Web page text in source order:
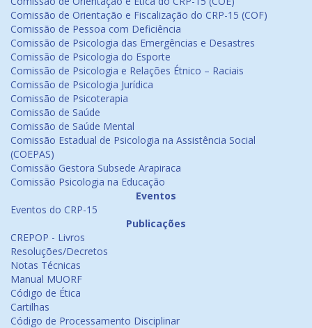
Comissão de Orientação e Fiscalização do CRP-15 (COF)
Comissão de Pessoa com Deficiência
Comissão de Psicologia das Emergências e Desastres
Comissão de Psicologia do Esporte
Comissão de Psicologia e Relações Étnico – Raciais
Comissão de Psicologia Jurídica
Comissão de Psicoterapia
Comissão de Saúde
Comissão de Saúde Mental
Comissão Estadual de Psicologia na Assistência Social
(COEPAS)
Comissão Gestora Subsede Arapiraca
Comissão Psicologia na Educação
Eventos
Eventos do CRP-15
Publicações
CREPOP - Livros
Resoluções/Decretos
Notas Técnicas
Manual MUORF
Código de Ética
Cartilhas
Código de Processamento Disciplinar